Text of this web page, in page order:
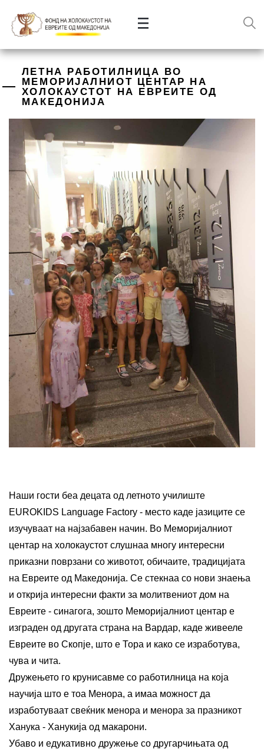
ЛЕТНА РАБОТИЛНИЦА ВО
МЕМОРИЈАЛНИОТ ЦЕНТАР НА
ХОЛОКАУСТОТ НА ЕВРЕИТЕ ОД
МАКЕДОНИЈА
Наши гости беа децата од летното училиште
EUROKIDS Language Factory - место каде јазиците се
изучуваат на најзабавен начин. Во Меморијалниот
центар на холокаустот слушнаа многу интересни
приказни поврзани со животот, обичаите, традицијата
на Евреите од Македонија. Се стекнаа со нови знаења
и открија интересни факти за молитвениот дом на
Евреите - синагога, зошто Меморијалниот центар е
изграден од другата страна на Вардар, каде живееле
Евреите во Скопје, што е Тора и како се изработува,
чува и чита.
Дружењето го крунисавме со работилница на која
научија што е тоа Менора, а имаа можност да
изработуваат свеќник менора и менора за празникот
Ханука - Ханукија од макарони.
Убаво и едукативно дружење со другарчињата од